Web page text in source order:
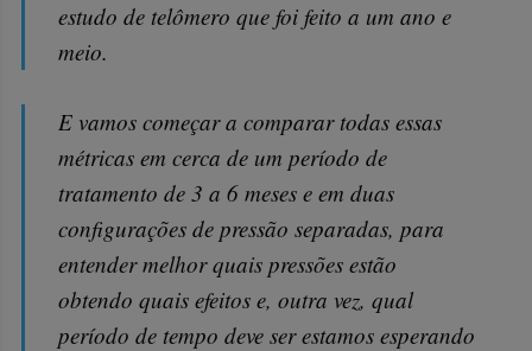
estudo de telômero que foi feito a um ano e
meio.
E vamos começar a comparar todas essas
métricas em cerca de um período de
tratamento de 3 a 6 meses e em duas
configurações de pressão separadas, para
entender melhor quais pressões estão
obtendo quais efeitos e, outra vez, qual
período de tempo deve ser estamos esperando